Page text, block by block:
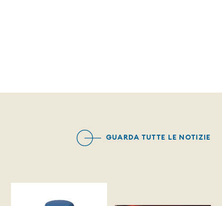
GUARDA TUTTE LE NOTIZIE